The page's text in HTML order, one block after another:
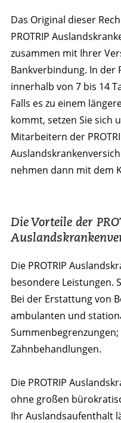
Das Original dieser
PROTRIP
zusammen mit Ihrer
Bankverbindung. In der
innerhalb von 7 bis 14
Falls es zu einem
kommt, setzen Sie sich
Mitarbeitern der
nehmen dann mit dem
Die Vorteile der
Die PROTRIP
besondere Leistungen.
Bei der Erstattung von
ambulanten und
Zahnbehandlungen.
Die PROTRIP
ohne großen
Ihr Auslandsaufenthalt